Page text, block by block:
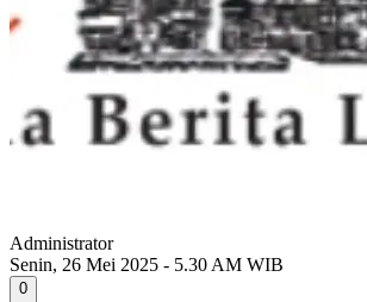
Administrator
Senin, 26 Mei 2025 - 5.30 AM WIB
0